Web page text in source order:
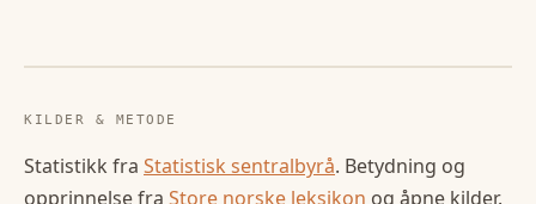
KILDER & METODE
Statistikk fra Statistisk sentralbyrå. Betydning og
opprinnelse fra Store norske leksikon og åpne kilder.